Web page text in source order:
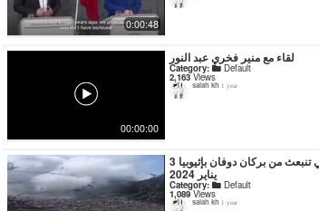
0:00:48
00:00:00
لقاء مع منير فخري عبد النور
Category: Default
2,163Views
salah kh 1 year
ابخرة وطمي تنبعث من بركان دوفان بإثيوبيا 3
يناير 2024
Category: Default
1,089Views
salah kh 1 year